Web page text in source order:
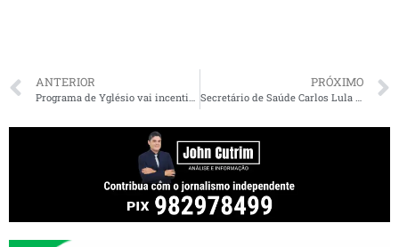
ANTERIOR
Programa de Yglésio vai incentivar a participação dos pais no desenvolvimento dos filhos
PRÓXIMO
Secretário de Saúde Carlos Lula testa positivo para Covid-19